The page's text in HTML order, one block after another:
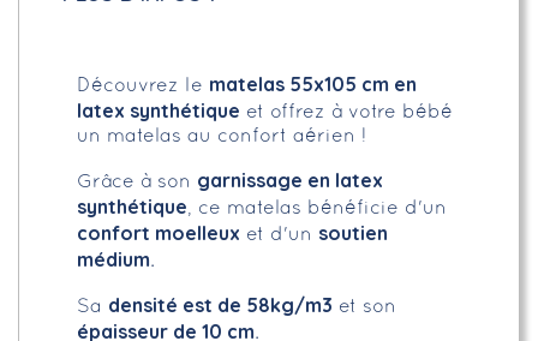
Découvrez le matelas 55x105 cm en
latex synthétique et offrez à votre bébé
un matelas au confort aérien !
Grâce à son garnissage en latex
synthétique, ce matelas bénéficie d'un
confort moelleux et d'un soutien
médium.
Sa densité est de 58kg/m3 et son
épaisseur de 10 cm.